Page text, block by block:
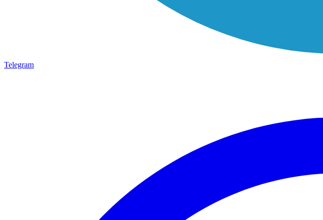
Telegram